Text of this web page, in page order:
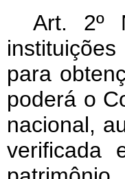
Art. 2º
para
poderá o
nacional,
verificada